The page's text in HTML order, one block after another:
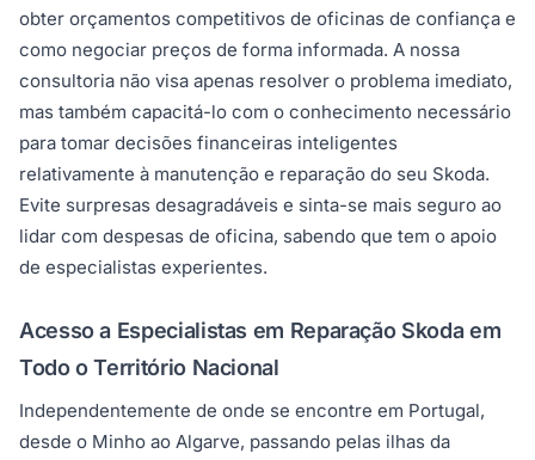
obter orçamentos competitivos de oficinas de confiança e
como negociar preços de forma informada. A nossa
consultoria não visa apenas resolver o problema imediato,
mas também capacitá-lo com o conhecimento necessário
para tomar decisões financeiras inteligentes
relativamente à manutenção e reparação do seu Skoda.
Evite surpresas desagradáveis e sinta-se mais seguro ao
lidar com despesas de oficina, sabendo que tem o apoio
de especialistas experientes.
Acesso a Especialistas em Reparação Skoda em
Todo o Território Nacional
Independentemente de onde se encontre em Portugal,
desde o Minho ao Algarve, passando pelas ilhas da